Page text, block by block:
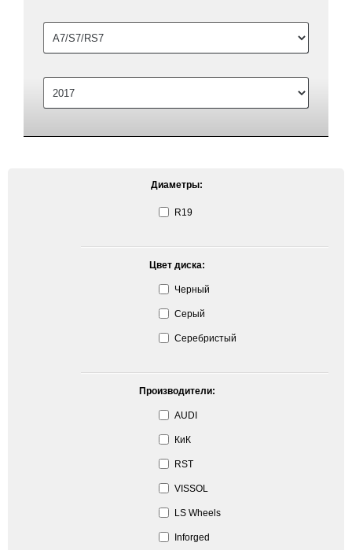
Диаметры:
R19
Цвет диска:
Черный
Серый
Серебристый
Производители:
AUDI
КиК
RST
VISSOL
LS Wheels
Inforged